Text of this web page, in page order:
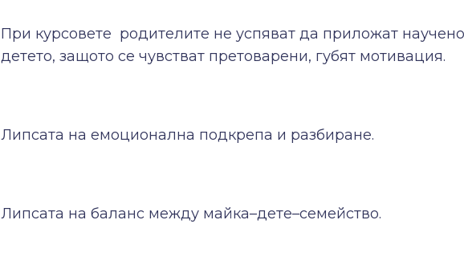
При курсовете родителите не успяват да приложат
детето, защото се чувстват претоварени, губят мотивация.
Липсата на емоционална подкрепа и разбиране.
Липсата на баланс между майка–дете–семейство.